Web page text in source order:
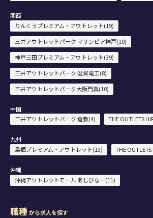
関西
りんくうプレミアム・アウトレット(19)
三井アウトレットパーク マリンピア神戸(10)
神戸三田プレミアム・アウトレット(39)
三井アウトレットパーク 滋賀竜王(8)
三井アウトレットパーク大阪門真(10)
中国
三井アウトレットパーク 倉敷(4)
THE OUTLETS
九州
鳥栖プレミアム・アウトレット(13)
THE
沖縄
沖縄アウトレットモール あしびなー(11)
職種 から求人を探す